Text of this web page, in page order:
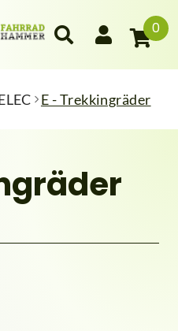
0
E - Trekkingräder